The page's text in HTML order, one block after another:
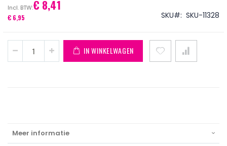
de
afbeeldingen-
gallerij
€ 8,41
€ 6,95 SKU SKU-11328
IN WINKELWAGEN
Meer informatie